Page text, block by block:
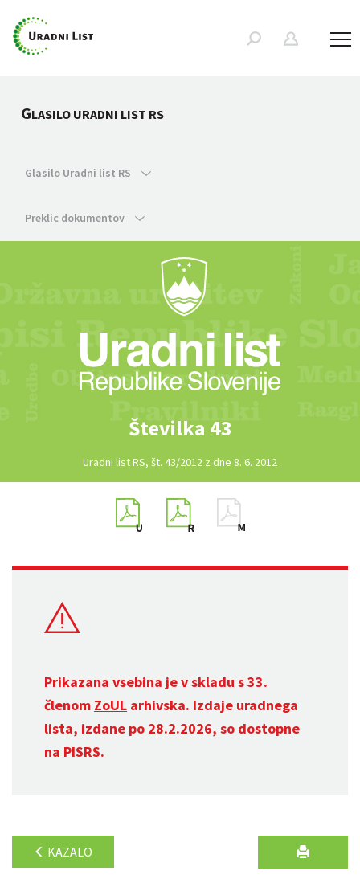
GLASILO URADNI LIST RS
Glasilo Uradni list RS
Preklic dokumentov
Številka 43
Uradni list RS, št. 43/2012 z dne 8. 6. 2012
Prikazana vsebina je v skladu s 33.
členom ZoUL arhivska. Izdaje uradnega
lista, izdane po 28.2.2026, so dostopne
na PISRS.
KAZALO